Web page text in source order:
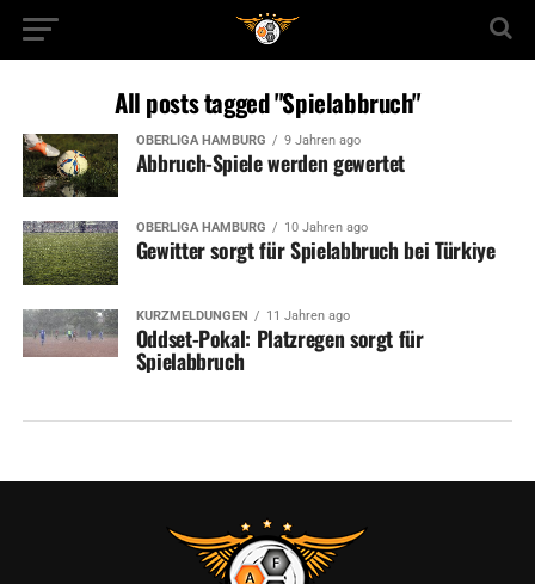
All posts tagged "Spielabbruch"
OBERLIGA HAMBURG 9 Jahren ago
Abbruch-Spiele werden gewertet
OBERLIGA HAMBURG 10 Jahren ago
Gewitter sorgt für Spielabbruch bei Türkiye
KURZMELDUNGEN 11 Jahren ago
Oddset-Pokal: Platzregen sorgt für
Spielabbruch